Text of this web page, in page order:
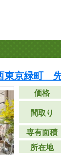
東京緑町
価格
間取り
専有面積
所在地